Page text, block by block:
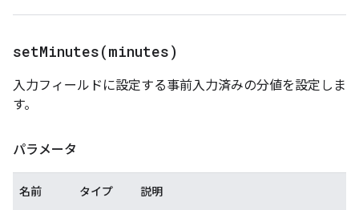
setMinutes(minutes)
入力フィールドに設定する事前入力済みの分値を設定しま
す。
パラメータ
名前 タイプ 説明